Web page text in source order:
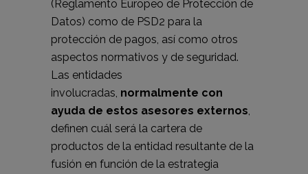
(Reglamento Europeo de Protección de
Datos) como de PSD2 para la
protección de pagos, así como otros
aspectos normativos y de seguridad.
Las entidades
involucradas, normalmente con
ayuda de estos asesores externos
definen cuál será la cartera de
productos de la entidad resultante de la
fusión en función de la estrategia